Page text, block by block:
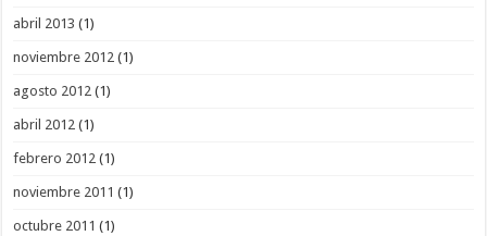
abril 2013 (1)
noviembre 2012 (1)
agosto 2012 (1)
abril 2012 (1)
febrero 2012 (1)
noviembre 2011 (1)
octubre 2011 (1)